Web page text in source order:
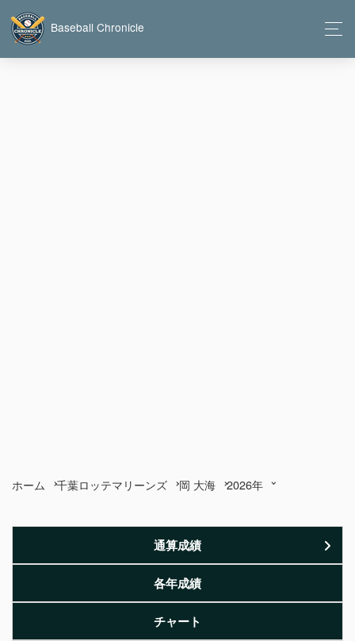
Baseball Chronicle
ホーム 千葉ロッテマリーンズ 岡 大海 2026年
通算成績
各年成績
チャート